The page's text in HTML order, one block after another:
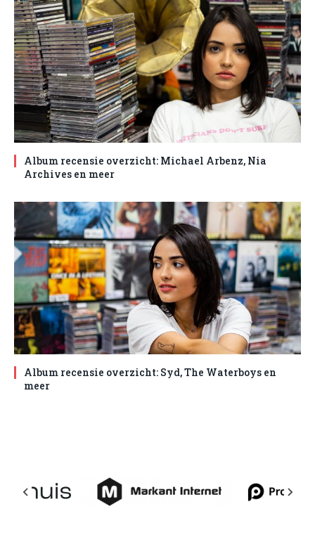
Album recensie overzicht: Michael Arbenz, Nia
Archives en meer
Album recensie overzicht: Syd, The Waterboys en
meer